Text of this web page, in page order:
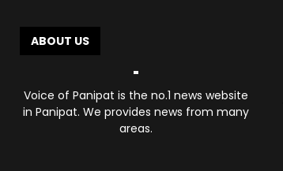
ABOUT US
Voice of Panipat is the no.1 news website
in Panipat. We provides news from many
areas.